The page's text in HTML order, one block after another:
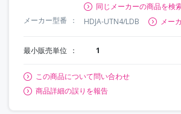
同じメーカーの商品を検
メーカー型番
HDJA-UTN4/LDB メー
最小販売単位 1
この商品について問い合わせ
商品詳細の誤りを報告